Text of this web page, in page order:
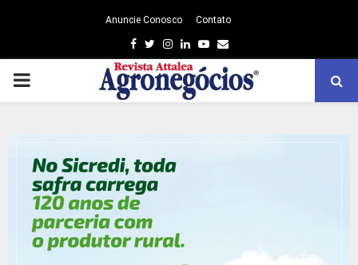
Anuncie Conosco Contato
Facebook
TwitterInstagram
LinkedinYoutube
Email
PRIMARY